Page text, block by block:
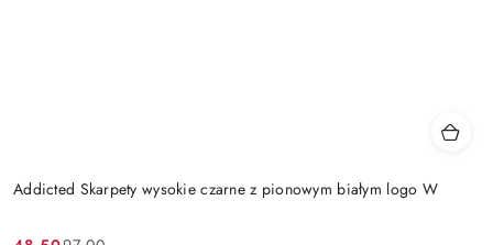
Addicted Skarpety wysokie czarne z pionowym białym logo W